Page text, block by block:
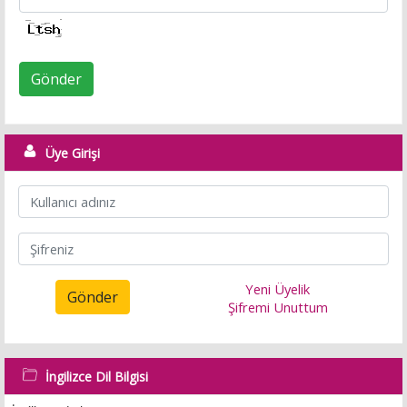
Gönder
Üye Girişi
Gönder
Yeni Üyelik
Şifremi Unuttum
İngilizce Dil Bilgisi